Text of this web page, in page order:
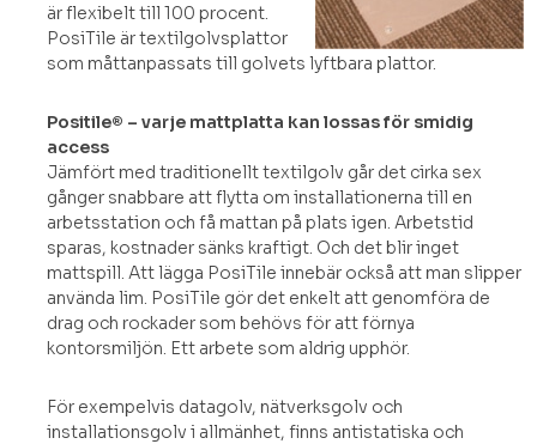
är flexibelt till 100 procent.
PosiTile är textilgolvsplattor
som måttanpassats till golvets lyftbara plattor.
Positile® – varje mattplatta kan lossas för smidig
access
Jämfört med traditionellt textilgolv går det cirka sex
gånger snabbare att flytta om installationerna till en
arbetsstation och få mattan på plats igen. Arbetstid
sparas, kostnader sänks kraftigt. Och det blir inget
mattspill. Att lägga PosiTile innebär också att man slipper
använda lim. PosiTile gör det enkelt att genomföra de
drag och rockader som behövs för att förnya
kontorsmiljön. Ett arbete som aldrig upphör.
För exempelvis datagolv, nätverksgolv och
installationsgolv i allmänhet, finns antistatiska och